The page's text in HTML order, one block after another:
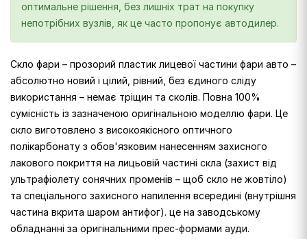
оптимальне рішення, без лишніх трат на покупку
непотрібних вузлів, як це часто пропонує автодилер.
Скло фари – прозорий пластик лицевої частини фари авто –
абсолютно новий і цілий, рівний, без єдиного сліду
використання – немає тріщин та сколів. Повна 100%
сумісність із зазначеною оригінальною моделлю фари. Це
скло виготовлено з високоякісного оптичного
полікарбонату з обов'язковим нанесенням захисного
лакового покриття на лицьовій частині скла (захист від
ультрафіолету сонячних променів – щоб скло не жовтіло)
та спеціального захисного напилення всередині (внутрішня
частина вкрита шаром антифог). це на заводському
обладнанні за оригінальними прес-формами ауди.